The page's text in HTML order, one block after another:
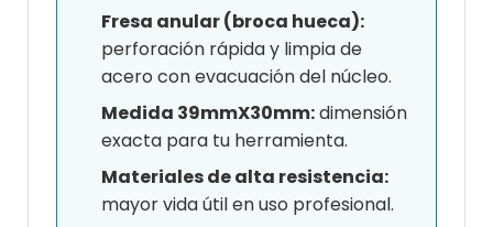
Fresa anular (broca hueca):
perforación rápida y limpia de
acero con evacuación del núcleo.
Medida 39mmX30mm:dimensión
exacta para tu herramienta.
Materiales de alta resistencia:
mayor vida útil en uso profesional.